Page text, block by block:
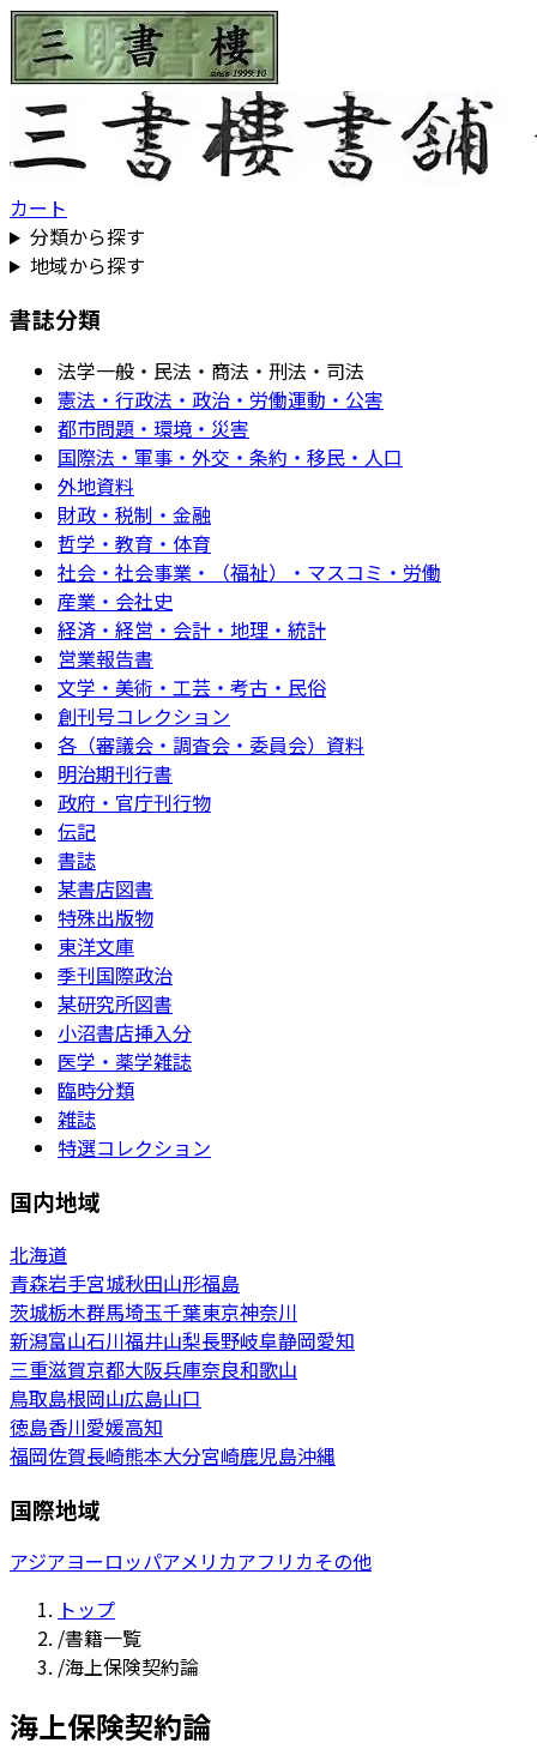
カート
分類から探す
地域から探す
書誌分類
法学一般・民法・商法・刑法・司法
憲法・行政法・政治・労働運動・公害
都市問題・環境・災害
国際法・軍事・外交・条約・移民・人口
外地資料
財政・税制・金融
哲学・教育・体育
社会・社会事業・（福祉）・マスコミ・労働
産業・会社史
経済・経営・会計・地理・統計
営業報告書
文学・美術・工芸・考古・民俗
創刊号コレクション
各（審議会・調査会・委員会）資料
明治期刊行書
政府・官庁刊行物
伝記
書誌
某書店図書
特殊出版物
東洋文庫
季刊国際政治
某研究所図書
小沼書店挿入分
医学・薬学雑誌
臨時分類
雑誌
特選コレクション
国内地域
北海道
青森岩手宮城秋田山形福島
茨城栃木群馬埼玉千葉東京神奈川
新潟富山石川福井山梨長野岐阜静岡愛知
三重滋賀京都大阪兵庫奈良和歌山
鳥取島根岡山広島山口
徳島香川愛媛高知
福岡佐賀長崎熊本大分宮崎鹿児島沖縄
国際地域
アジアヨーロッパアメリカアフリカその他
トップ
/書籍一覧
/海上保険契約論
海上保険契約論